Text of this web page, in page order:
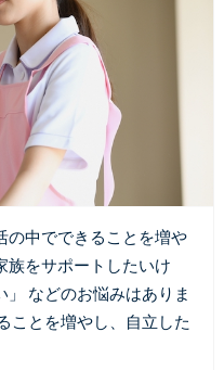
の中でできることを増や
族をサポートしたいけ
などのお悩みはありま
ことを増やし、自立した